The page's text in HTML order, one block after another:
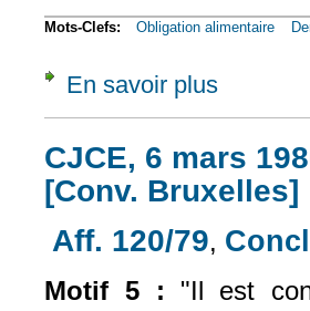
Mots-Clefs: Obligation alimentaire
En savoir plus
CJCE, 6 mars
[Conv. Bruxelles]
Aff. 120/79 (le lien
,
Motif 5 :
"Il est